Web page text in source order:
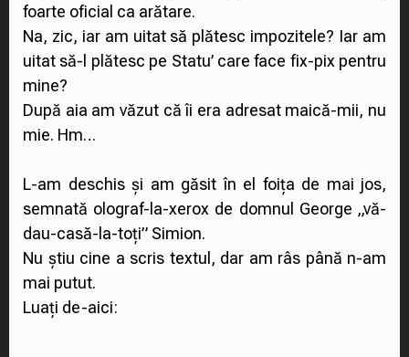
foarte oficial ca arătare.
Na, zic, iar am uitat să plătesc impozitele? Iar am
uitat să-l plătesc pe Statu’ care face fix-pix pentru
mine?
După aia am văzut că îi era adresat maică-mii, nu
mie. Hm…
L-am deschis și am găsit în el foița de mai jos,
semnată olograf-la-xerox de domnul George „vă-
dau-casă-la-toți” Simion.
Nu știu cine a scris textul, dar am râs până n-am
mai putut.
Luați de-aici: